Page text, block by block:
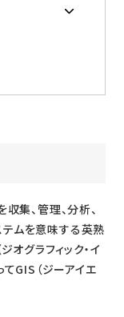
集、管理、分析、
ムを意味する英熟
グラフィック・イ
てGIS（ジーアイエ